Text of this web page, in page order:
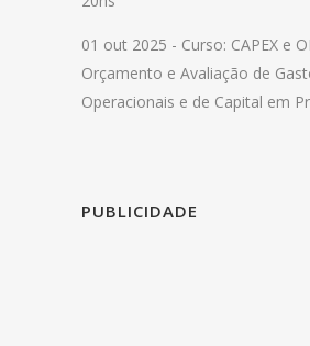
01 out 2025 - Curso: CAPEX e
Orçamento e Avaliação de
Operacionais e de Capital em
PUBLICIDADE